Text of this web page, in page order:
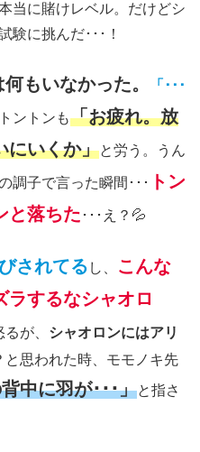
当に賭けレベル。だけどシ
験に挑んだ･･･！
もいなかった。 「･･･
ントンも「お疲れ。放
にいくか」と労う。うん
調子で言った瞬間･･･
トン
と落ちた ･･･え？💦
されてる し、
こんな
ラするなシャオロ
が、 シャオロンにはアリ
と思われた時、モモノキ先
中に羽が･･･」と指さ